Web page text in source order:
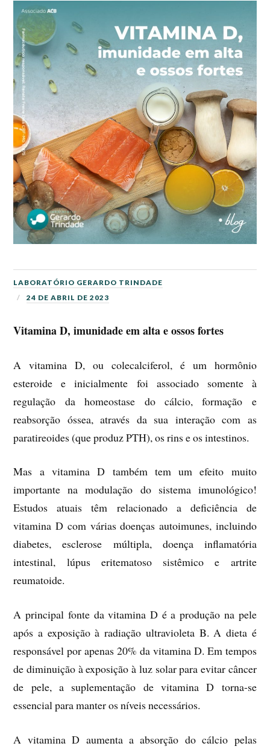
LABORATÓRIO GERARDO TRINDADE
24 DE ABRIL DE 2023
Vitamina D, imunidade em alta e ossos fortes
A vitamina D, ou colecalciferol, é um hormônio
esteroide e inicialmente foi associado somente à
regulação da homeostase do cálcio, formação e
reabsorção óssea, através da sua interação com as
paratireoides (que produz PTH), os rins e os intestinos.
Mas a vitamina D também tem um efeito muito
importante na modulação do sistema imunológico!
Estudos atuais têm relacionado a deficiência de
vitamina D com várias doenças autoimunes, incluindo
diabetes, esclerose múltipla, doença inflamatória
intestinal, lúpus eritematoso sistêmico e artrite
reumatoide.
A principal fonte da vitamina D é a produção na pele
após a exposição à radiação ultravioleta B. A dieta é
responsável por apenas 20% da vitamina D. Em tempos
de diminuição à exposição à luz solar para evitar câncer
de pele, a suplementação de vitamina D torna-se
essencial para manter os níveis necessários.
A vitamina D aumenta a absorção do cálcio pelas